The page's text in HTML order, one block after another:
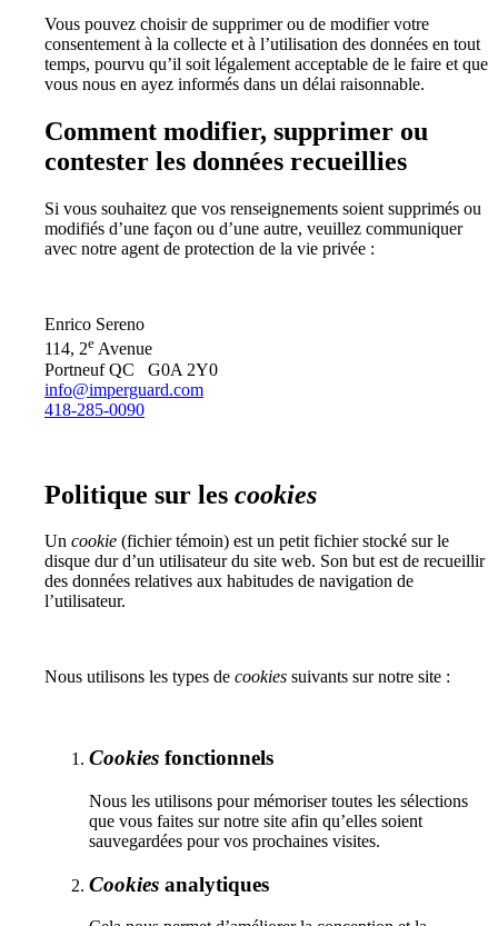
Vous pouvez choisir de supprimer ou de modifier votre
consentement à la collecte et à l’utilisation des données en tout
temps, pourvu qu’il soit légalement acceptable de le faire et que
vous nous en ayez informés dans un délai raisonnable.
Comment modifier, supprimer ou
contester les données recueillies
Si vous souhaitez que vos renseignements soient supprimés ou
modifiés d’une façon ou d’une autre, veuillez communiquer
avec notre agent de protection de la vie privée :
Enrico Sereno
114, 2e Avenue
Portneuf QC G0A 2Y0
info@imperguard.com
418-285-0090
Politique sur les cookies
Un cookie (fichier témoin) est un petit fichier stocké sur le
disque dur d’un utilisateur du site web. Son but est de recueillir
des données relatives aux habitudes de navigation de
l’utilisateur.
Nous utilisons les types de cookies suivants sur notre site :
Cookies fonctionnels
Nous les utilisons pour mémoriser toutes les sélections
que vous faites sur notre site afin qu’elles soient
sauvegardées pour vos prochaines visites.
Cookies analytiques